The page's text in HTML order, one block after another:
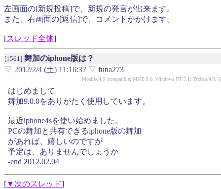
左画面の[新規投稿]で、新規の発言が出来ます。
また、右画面の[返信]で、コメントがかけます。
[スレッド全体]
[1561] 舞加のiphone版は？
▽ 2012/2/4 (土) 11:16:37 ▽ funa273
Mozilla/4.0 (compatible; MSIE 8.0; Windows NT 5.1; Trident/4.0;
はじめまして
舞加9.0.0をありがたく使用しています。
最近iphone4sを使い始めました。
PCの舞加と共有できるiphone版の舞加
があれば、嬉しいのですが
予定は、ありませんでしょうか
-end 2012.02.04
[▼次のスレッド]